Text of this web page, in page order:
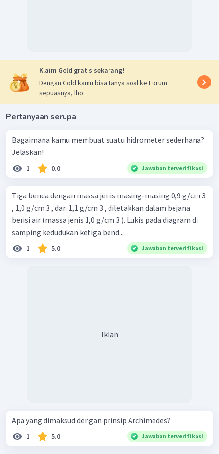
Klaim Gold gratis sekarang!
Dengan Gold kamu bisa tanya soal ke Forum
sepuasnya, lho.
Pertanyaan serupa
Bagaimana kamu membuat suatu hidrometer sederhana?
Jelaskan!
1 0.0 Jawaban terverifikasi
Tiga benda dengan massa jenis masing-masing 0,9 g/cm 3
, 1,0 g/cm 3 , dan 1,1 g/cm 3 , diletakkan dalam bejana
berisi air (massa jenis 1,0 g/cm 3 ). Lukis pada diagram di
samping kedudukan ketiga bend...
1 5.0 Jawaban terverifikasi
Iklan
Apa yang dimaksud dengan prinsip Archimedes?
1 5.0 Jawaban terverifikasi